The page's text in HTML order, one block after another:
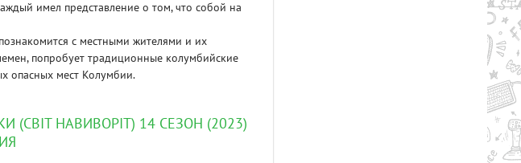
имел представление о том, что собой на
с местными жителями и их
попробует традиционные колумбийские
опасных мест Колумбии.
(СВIТ НАВИВОРIТ) 14 СЕЗОН (2023)